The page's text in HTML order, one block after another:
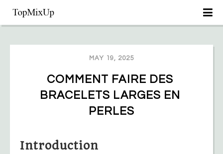
MAY 19, 2025
COMMENT FAIRE DES
BRACELETS LARGES EN
PERLES
Introduction